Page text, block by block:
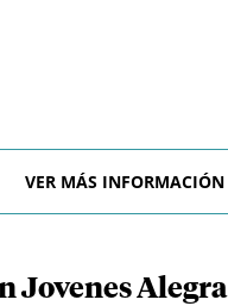
VER MÁS INFORMACIÓN
Jovenes Alegra